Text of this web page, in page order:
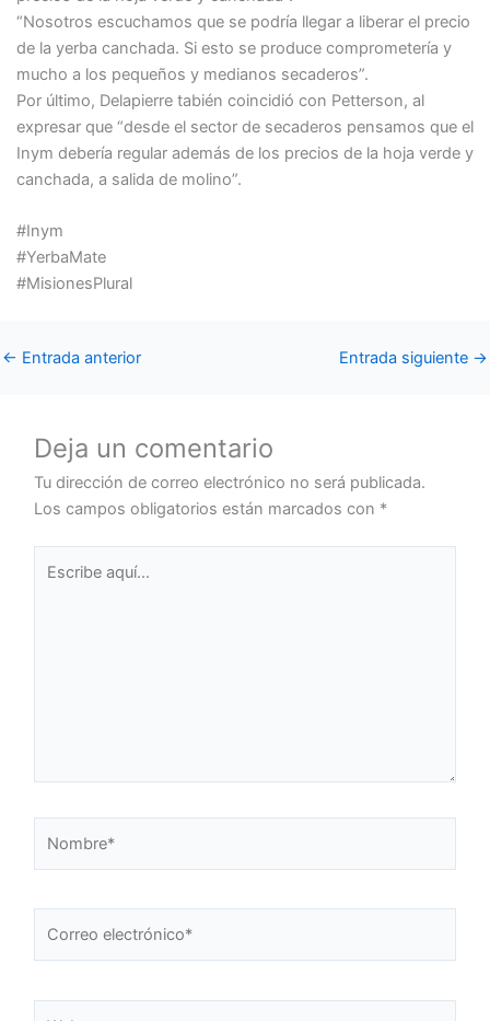
“Nosotros escuchamos que se podría llegar a liberar el precio
de la yerba canchada. Si esto se produce comprometería y
mucho a los pequeños y medianos secaderos”.
Por último, Delapierre tabién coincidió con Petterson, al
expresar que “desde el sector de secaderos pensamos que el
Inym debería regular además de los precios de la hoja verde y
canchada, a salida de molino”.
#Inym
#YerbaMate
#MisionesPlural
← Entrada anterior Entrada siguiente →
Deja un comentario
Tu dirección de correo electrónico no será publicada.
Los campos obligatorios están marcados con *
aquí...